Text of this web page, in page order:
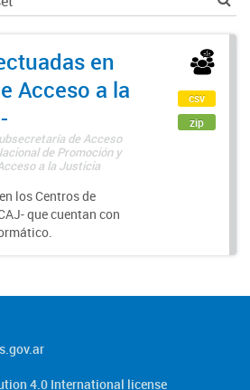
en
Acceso a la
de Acceso
de Promoción y
a la Justicia
los Centros de
que cuentan con
csv
zip
4.0 International license